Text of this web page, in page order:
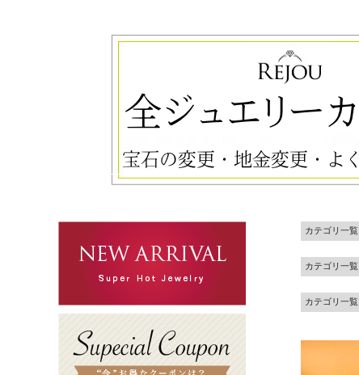
カテゴリ一覧
カテゴリ一覧
カテゴリ一覧